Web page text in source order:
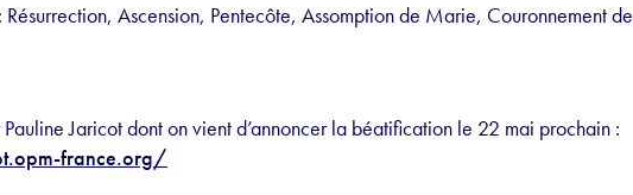
Résurrection, Ascension, Pentecôte, Assomption de Marie, Couronnement de
Pauline Jaricot dont on vient d’annoncer la béatification le 22 mai prochain :
france.org/